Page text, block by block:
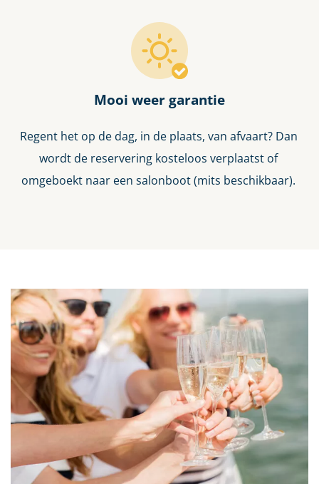
Mooi weer garantie
Regent het op de dag, in de plaats, van afvaart? Dan
wordt de reservering kosteloos verplaatst of
omgeboekt naar een salonboot (mits beschikbaar).